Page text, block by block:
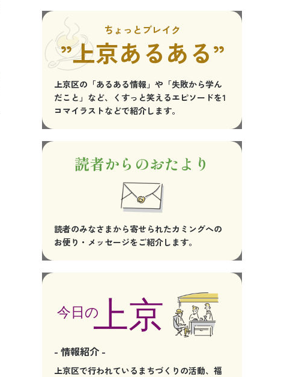
ちょっとブレイク
”上京あるある”
上京区の「あるある情報」や「失敗から学ん
だこと」など、くすっと笑えるエピソードを1
コマイラストなどで紹介します。
読者からのおたより
読者のみなさまから寄せられたカミングへの
お便り・メッセージをご紹介します。
- 情報紹介 -
上京区で行われているまちづくりの活動、福